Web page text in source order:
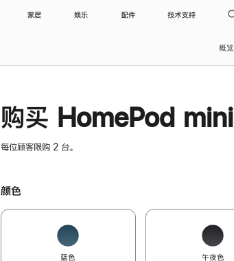
家居 娱乐 配件 技术支持
概览
购买 HomePod mini
每位顾客限购 2 台。
颜色
蓝色 午夜色